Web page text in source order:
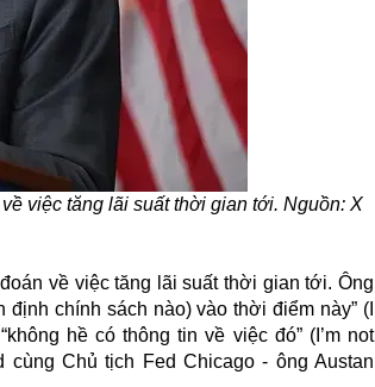
việc tăng lãi suất thời gian tới. Nguồn: X
về việc tăng lãi suất thời gian tới. Ông
chính sách nào) vào thời điểm này” (I
hề có thông tin về việc đó” (I’m not
cùng Chủ tịch Fed Chicago - ông Austan